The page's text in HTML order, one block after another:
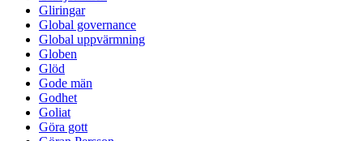
Gliringar
Global governance
Global uppvärmning
Globen
Glöd
Gode män
Godhet
Goliat
Göra gott